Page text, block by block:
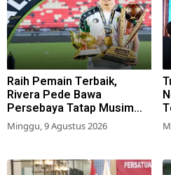
Raih Pemain Terbaik,
Rivera Pede Bawa
Persebaya Tatap Musim
2026-2027
Minggu, 9 Agustus 2026